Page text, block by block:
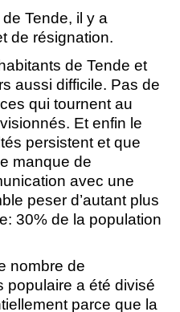
Tende, il y a
de résignation.
de Tende et
aussi difficile. Pas de
qui tournent au
Et enfin le
persistent et que
manque de
avec une
peser d’autant plus
30% de la population
nombre de
populaire a été divisé
parce que la